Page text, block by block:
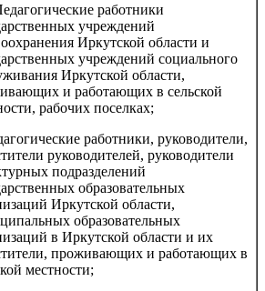
работники
учреждений
Иркутской области и
учреждений социального
Иркутской области,
и работающих в сельской
рабочих поселках;
работники, руководители,
руководителей, руководители
подразделений
образовательных
Иркутской области,
образовательных
в Иркутской области и их
проживающих и работающих в
местности;